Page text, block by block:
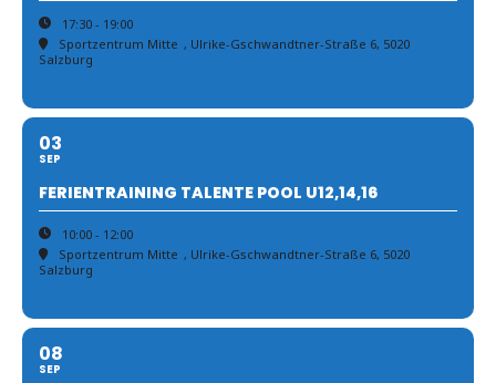
17:30 - 19:00
Sportzentrum Mitte , Ulrike-Gschwandtner-Straße 6, 5020
Salzburg
03
SEP
FERIENTRAINING TALENTE POOL U12,14,16
10:00 - 12:00
Sportzentrum Mitte , Ulrike-Gschwandtner-Straße 6, 5020
Salzburg
08
SEP